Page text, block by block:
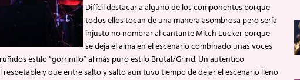
Difícil destacar a alguno de los componentes porque
todos ellos tocan de una manera asombrosa pero sería
injusto no nombrar al cantante Mitch Lucker porque
se deja el alma en el escenario combinado unas voces
estilo “gorrinillo” al más puro estilo Brutal/Grind. Un autentico
y que entre salto y salto aun tuvo tiempo de dejar el escenario lleno